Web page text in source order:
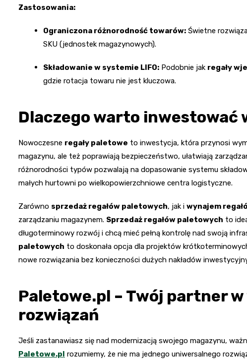
Zastosowania:
Ograniczona różnorodność towarów: Świetne
SKU (jednostek magazynowych).
Składowanie w systemie LIFO: Podobnie jak regały
gdzie rotacja towaru nie jest kluczowa.
Dlaczego warto inwestować
Nowoczesne regały paletowe to inwestycja, która przynosi
magazynu, ale też poprawiają bezpieczeństwo, ułatwiają
różnorodności typów pozwalają na dopasowanie systemu
małych hurtowni po wielkopowierzchniowe centra logistyczne.
Zarówno sprzedaż regałów paletowych, jak i wynajem
zarządzaniu magazynem. Sprzedaż regałów paletowych to
długoterminowy rozwój i chcą mieć pełną kontrolę nad swoją
paletowych to doskonała opcja dla projektów
nowe rozwiązania bez konieczności dużych nakładów
Paletowe.pl – Twój partner
rozwiązań
Jeśli zastanawiasz się nad modernizacją swojego magazynu,
Paletowe.pl rozumiemy, że nie ma jednego uniwersalnego